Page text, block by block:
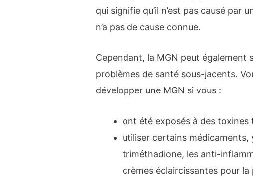
qui signifie qu’il n’est pas causé par
n’a pas de cause connue.
Cependant, la MGN peut également
problèmes de santé sous-jacents.
développer une MGN si vous :
ont été exposés à des toxines
utiliser certains médicaments,
triméthadione, les anti-
crèmes éclaircissantes pour la